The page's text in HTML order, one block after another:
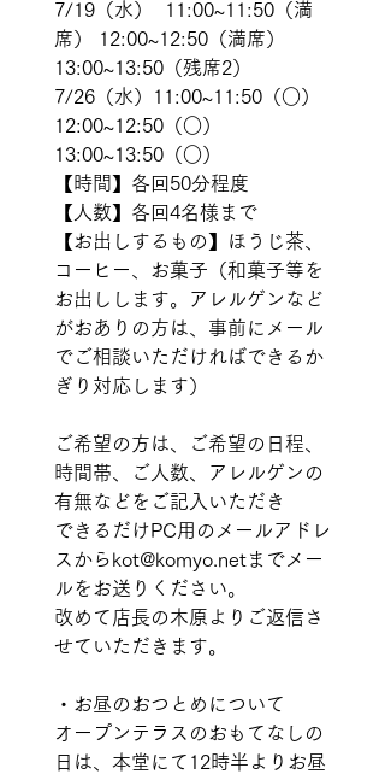
7/19（水）  11:00~11:50（満
席） 12:00~12:50（満席）
13:00~13:50（残席2）
7/26（水）11:00~11:50（○）
12:00~12:50（○）
13:00~13:50（○）
【時間】各回50分程度
【人数】各回4名様まで
【お出しするもの】ほうじ茶、
コーヒー、お菓子（和菓子等を
お出しします。アレルゲンなど
がおありの方は、事前にメール
でご相談いただければできるか
ぎり対応します）
ご希望の方は、ご希望の日程、
時間帯、ご人数、アレルゲンの
有無などをご記入いただき
できるだけPC用のメールアドレ
スからkot@komyo.netまでメー
ルをお送りください。
改めて店長の木原よりご返信さ
せていただきます。
・お昼のおつとめについて
オープンテラスのおもてなしの
日は、本堂にて12時半よりお昼